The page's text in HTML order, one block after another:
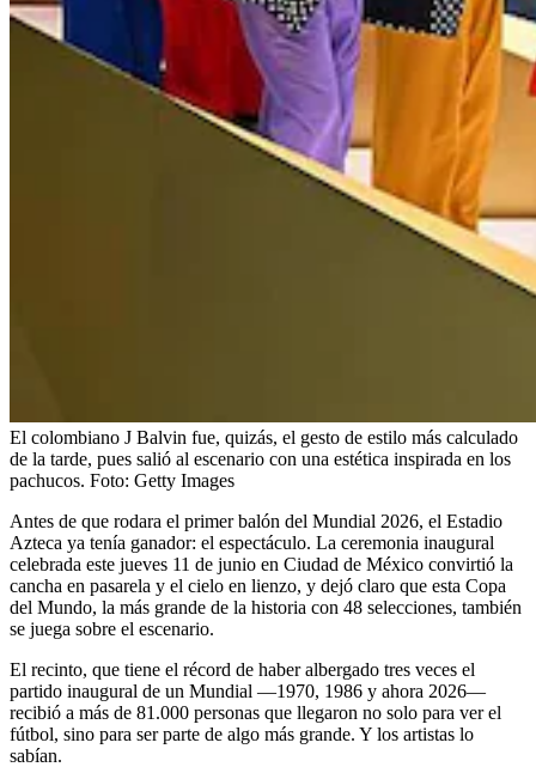
El colombiano J Balvin fue, quizás, el gesto de estilo más calculado
de la tarde, pues salió al escenario con una estética inspirada en los
pachucos. Foto: Getty Images
Antes de que rodara el primer balón del Mundial 2026, el Estadio
Azteca ya tenía ganador: el espectáculo. La ceremonia inaugural
celebrada este jueves 11 de junio en Ciudad de México convirtió la
cancha en pasarela y el cielo en lienzo, y dejó claro que esta Copa
del Mundo, la más grande de la historia con 48 selecciones, también
se juega sobre el escenario.
El recinto, que tiene el récord de haber albergado tres veces el
partido inaugural de un Mundial —1970, 1986 y ahora 2026—
recibió a más de 81.000 personas que llegaron no solo para ver el
fútbol, sino para ser parte de algo más grande. Y los artistas lo
sabían.